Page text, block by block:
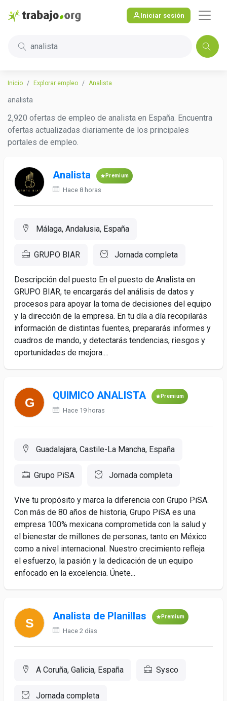
Iniciar sesión
analista
Inicio Explorar empleo Analista
analista
2,920 ofertas de empleo de analista en España. Encuentra
ofertas actualizadas diariamente de los principales
portales de empleo.
Analista Premium
Hace 8 horas
Málaga, Andalusia, España
GRUPO BIAR Jornada completa
Descripción del puesto En el puesto de Analista en
GRUPO BIAR, te encargarás del análisis de datos y
procesos para apoyar la toma de decisiones del equipo
y la dirección de la empresa. En tu día a día recopilarás
información de distintas fuentes, prepararás informes y
cuadros de mando, y detectarás tendencias, riesgos y
oportunidades de mejora....
QUIMICO ANALISTA Premium
Hace 19 horas
Guadalajara, Castile-La Mancha, España
Grupo PiSA Jornada completa
Vive tu propósito y marca la diferencia con Grupo PiSA.
Con más de 80 años de historia, Grupo PiSA es una
empresa 100% mexicana comprometida con la salud y
el bienestar de millones de personas, tanto en México
como a nivel internacional. Nuestro crecimiento refleja
el esfuerzo, la pasión y la dedicación de un equipo
enfocado en la excelencia. Únete...
Analista de Planillas Premium
Hace 2 días
A Coruña, Galicia, España Sysco
Jornada completa